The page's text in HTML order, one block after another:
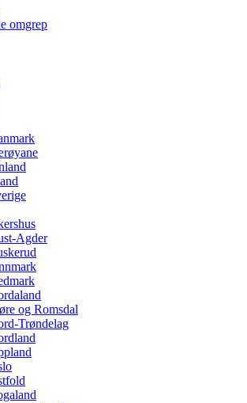
omgrep
Agder
og Romsdal
Trøndelag